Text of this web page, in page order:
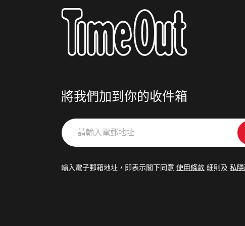
將我們加到你的收件箱
請
輸
郵
輸入電子郵箱地址，即表示閣下同意 使用條款 細則及 私